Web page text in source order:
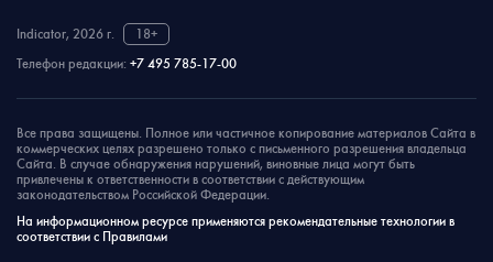
Indicator, 2026 г.
18+
Телефон редакции: +7 495 785-17-00
Все права защищены. Полное или частичное копирование материалов Сайта в
коммерческих целях разрешено только с письменного разрешения владельца
Сайта. В случае обнаружения нарушений, виновные лица могут быть
привлечены к ответственности в соответствии с действующим
законодательством Российской Федерации.
На информационном ресурсе применяются рекомендательные технологии в
соответствии с Правилами